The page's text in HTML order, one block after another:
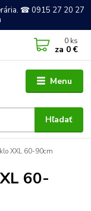
☎ 0915 27 20 27
Menu
Hľadať
0 ks
za 0 €
XXL 60-90cm
60-